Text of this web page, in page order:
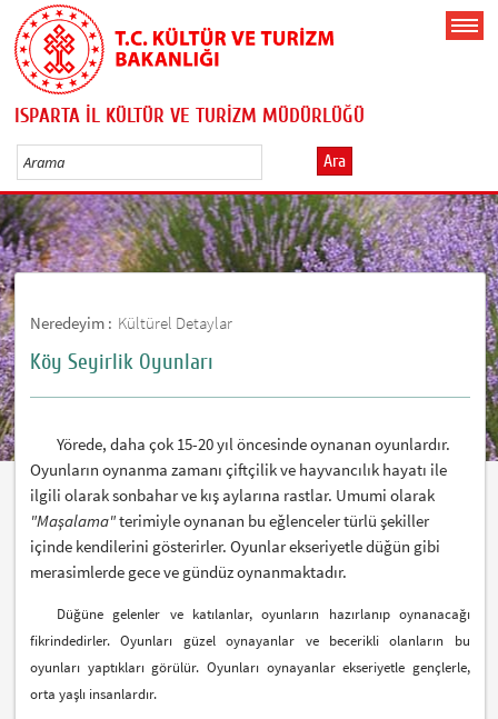
ISPARTA İL KÜLTÜR VE TURİZM MÜDÜRLÜĞÜ
Ara
Neredeyim : Kültürel Detaylar
Köy Seyirlik Oyunları
Yörede, daha çok 15-20 yıl öncesinde oynanan oyunlardır.
Oyunların oynanma zamanı çiftçilik ve hayvancılık hayatı ile
ilgili olarak sonbahar ve kış aylarına rastlar. Umumi olarak
"Maşalama"terimiyle oynanan bu eğlenceler türlü şekiller
içinde kendilerini gösterirler. Oyunlar ekseriyetle düğün gibi
merasimlerde gece ve gündüz oynanmaktadır.
Düğüne gelenler ve katılanlar, oyunların hazırlanıp oynanacağı
fikrindedirler. Oyunları güzel oynayanlar ve becerikli olanların bu
oyunları yaptıkları görülür. Oyunları oynayanlar ekseriyetle gençlerle,
orta yaşlı insanlardır.